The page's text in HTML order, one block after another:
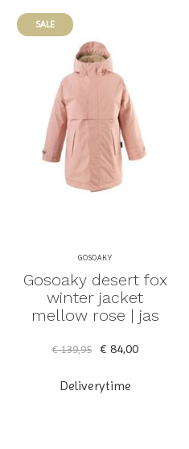
SALE
GOSOAKY
Gosoaky desert fox
winter jacket
mellow rose | jas
€ 139,95 € 84,00
Deliverytime